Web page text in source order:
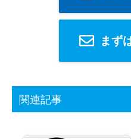
まず
関連記事